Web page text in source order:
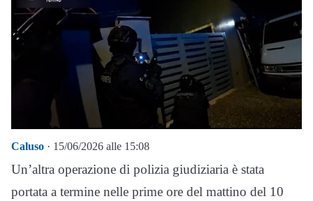
Caluso · 15/06/2026 alle 15:08
Un’altra operazione di polizia giudiziaria è stata
portata a termine nelle prime ore del mattino del 10